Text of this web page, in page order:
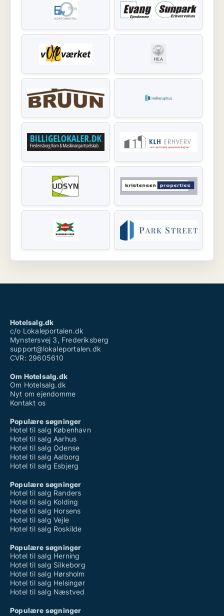
Hotelsalg.dk
c/o Lokaleportalen.dk
Mynstersvej 3, Frederiksberg
support@lokaleportalen.dk
CVR: 29605610
Om Hotelsalg.dk
Om Hotelsalg.dk
Nyt om ejendomme
Kontakt os
Populære søgninger
Hotel til salg København
Hotel til salg Aarhus
Hotel til salg Odense
Hotel til salg Aalborg
Hotel til salg Esbjerg
Populære søgninger
Hotel til salg Randers
Hotel til salg Kolding
Hotel til salg Horsens
Hotel til salg Vejle
Hotel til salg Roskilde
Populære søgninger
Hotel til salg Herning
Hotel til salg Silkeborg
Hotel til salg Hørsholm
Hotel til salg Helsingør
Hotel til salg Næstved
Populære søgninger